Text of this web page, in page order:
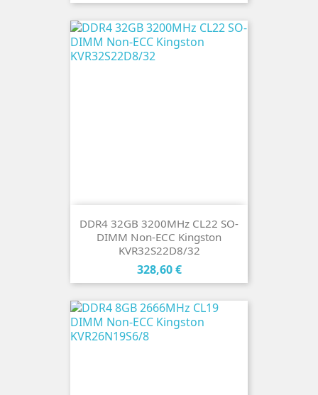
DDR4 32GB 3200MHz CL22 SO-
DIMM Non-ECC Kingston
KVR32S22D8/32
Cena
328,60 €